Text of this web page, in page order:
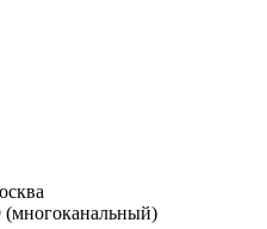
(многоканальный)